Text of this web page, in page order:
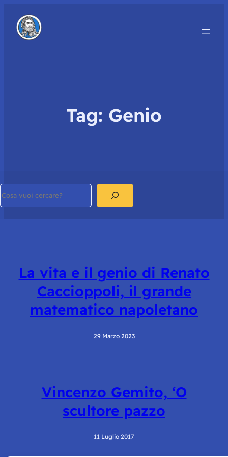
Tag: Genio
La vita e il genio di Renato
Caccioppoli, il grande
matematico napoletano
29 Marzo 2023
Vincenzo Gemito, ‘O
scultore pazzo
11 Luglio 2017